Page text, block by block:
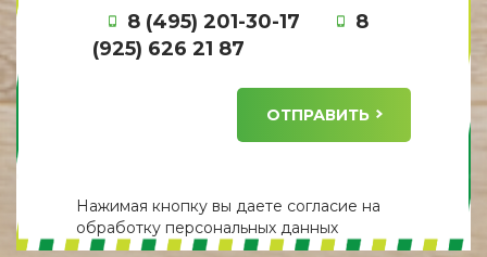
8 (495) 201-30-17
8
(925) 626 21 87
ОТПРАВИТЬ
Нажимая кнопку вы даете согласие на
обработку персональных данных